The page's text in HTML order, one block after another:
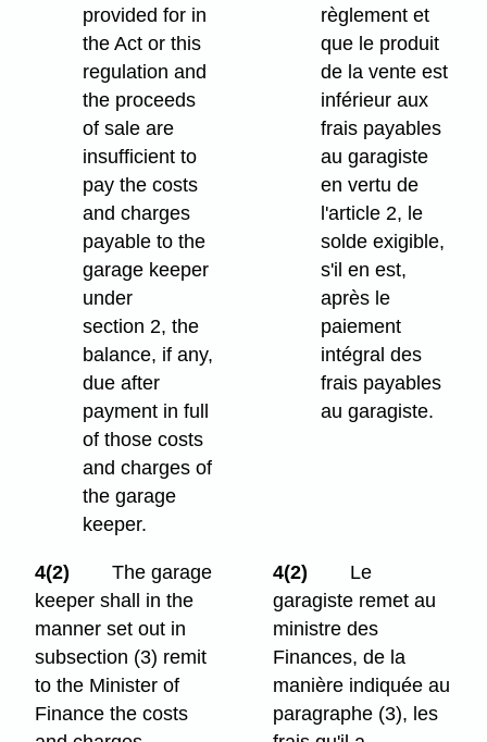
provided for in
the Act or this
regulation and
the proceeds
of sale are
insufficient to
pay the costs
and charges
payable to the
garage keeper
under
section 2, the
balance, if any,
due after
payment in full
of those costs
and charges of
the garage
keeper.
règlement et
que le produit
de la vente est
inférieur aux
frais payables
au garagiste
en vertu de
l'article 2, le
solde exigible,
s'il en est,
après le
paiement
intégral des
frais payables
au garagiste.
4(2)
The garage
keeper shall in the
manner set out in
subsection (3) remit
to the Minister of
Finance the costs
4(2)
Le
garagiste remet au
ministre des
Finances, de la
manière indiquée au
paragraphe (3), les